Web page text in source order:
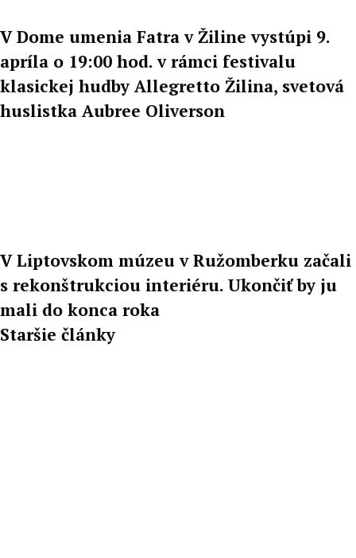
V Dome umenia Fatra v Žiline vystúpi 9.
apríla o 19:00 hod. v rámci festivalu
klasickej hudby Allegretto Žilina, svetová
huslistka Aubree Oliverson
V Liptovskom múzeu v Ružomberku začali
s rekonštrukciou interiéru. Ukončiť by ju
mali do konca roka
Staršie články